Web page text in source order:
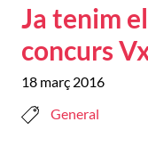
Ja tenim
concurs
18 març 2016
General